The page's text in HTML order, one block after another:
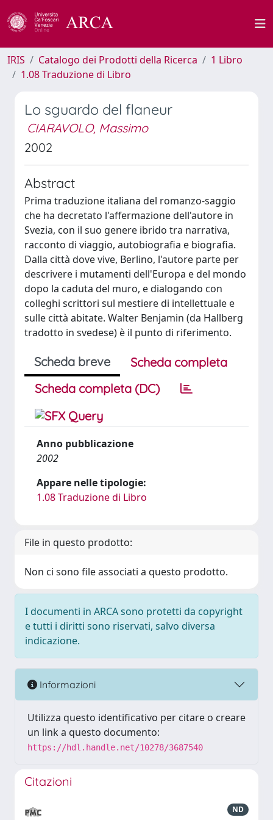
IRIS Catalogo dei Prodotti della Ricerca
1 Libro
1.08 Traduzione di Libro
Lo sguardo del flaneur
CIARAVOLO, Massimo
2002
Abstract
Prima traduzione italiana del romanzo-saggio
che ha decretato l'affermazione dell'autore in
Svezia, con il suo genere ibrido tra narrativa,
racconto di viaggio, autobiografia e biografia.
Dalla città dove vive, Berlino, l'autore parte per
descrivere i mutamenti dell'Europa e del mondo
dopo la caduta del muro, e dialogando con
colleghi scrittori sul mestiere di intellettuale e
sulle città abitate. Walter Benjamin (da Hallberg
tradotto in svedese) è il punto di riferimento.
Scheda breve
Scheda completa
Scheda completa (DC)
Anno pubblicazione
2002
Appare nelle tipologie:
1.08 Traduzione di Libro
File in questo prodotto:
Non ci sono file associati a questo prodotto.
I documenti in ARCA sono protetti da copyright
e tutti i diritti sono riservati, salvo diversa
indicazione.
Informazioni
Utilizza questo identificativo per citare o creare
un link a questo documento:
https://hdl.handle.net/10278/3687540
Citazioni
ND